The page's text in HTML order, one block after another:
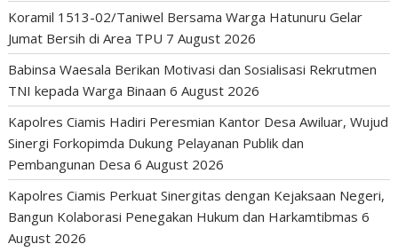
Koramil 1513-02/Taniwel Bersama Warga Hatunuru Gelar
Jumat Bersih di Area TPU 7 August 2026
Babinsa Waesala Berikan Motivasi dan Sosialisasi Rekrutmen
TNI kepada Warga Binaan 6 August 2026
Kapolres Ciamis Hadiri Peresmian Kantor Desa Awiluar, Wujud
Sinergi Forkopimda Dukung Pelayanan Publik dan
Pembangunan Desa 6 August 2026
Kapolres Ciamis Perkuat Sinergitas dengan Kejaksaan Negeri,
Bangun Kolaborasi Penegakan Hukum dan Harkamtibmas 6
August 2026